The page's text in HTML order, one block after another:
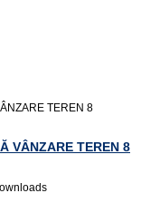
TEREN 8
VÂNZARE TEREN 8